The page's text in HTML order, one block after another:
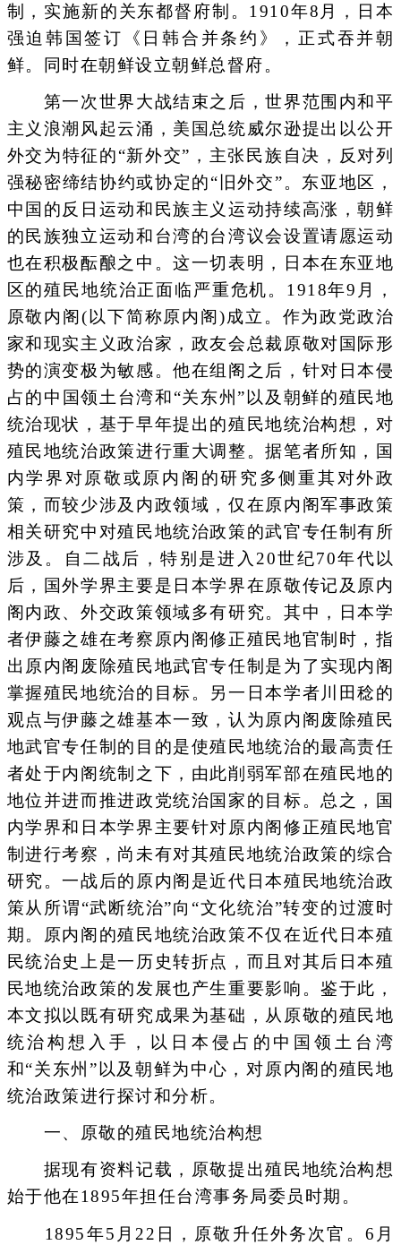
制，实施新的关东都督府制。1910年8月，日本
强迫韩国签订《日韩合并条约》，正式吞并朝
鲜。同时在朝鲜设立朝鲜总督府。
第一次世界大战结束之后，世界范围内和平
主义浪潮风起云涌，美国总统威尔逊提出以公开
外交为特征的“新外交”，主张民族自决，反对列
强秘密缔结协约或协定的“旧外交”。东亚地区，
中国的反日运动和民族主义运动持续高涨，朝鲜
的民族独立运动和台湾的台湾议会设置请愿运动
也在积极酝酿之中。这一切表明，日本在东亚地
区的殖民地统治正面临严重危机。1918年9月，
原敬内阁(以下简称原内阁)成立。作为政党政治
家和现实主义政治家，政友会总裁原敬对国际形
势的演变极为敏感。他在组阁之后，针对日本侵
占的中国领土台湾和“关东州”以及朝鲜的殖民地
统治现状，基于早年提出的殖民地统治构想，对
殖民地统治政策进行重大调整。据笔者所知，国
内学界对原敬或原内阁的研究多侧重其对外政
策，而较少涉及内政领域，仅在原内阁军事政策
相关研究中对殖民地统治政策的武官专任制有所
涉及。自二战后，特别是进入20世纪70年代以
后，国外学界主要是日本学界在原敬传记及原内
阁内政、外交政策领域多有研究。其中，日本学
者伊藤之雄在考察原内阁修正殖民地官制时，指
出原内阁废除殖民地武官专任制是为了实现内阁
掌握殖民地统治的目标。另一日本学者川田稔的
观点与伊藤之雄基本一致，认为原内阁废除殖民
地武官专任制的目的是使殖民地统治的最高责任
者处于内阁统制之下，由此削弱军部在殖民地的
地位并进而推进政党统治国家的目标。总之，国
内学界和日本学界主要针对原内阁修正殖民地官
制进行考察，尚未有对其殖民地统治政策的综合
研究。一战后的原内阁是近代日本殖民地统治政
策从所谓“武断统治”向“文化统治”转变的过渡时
期。原内阁的殖民地统治政策不仅在近代日本殖
民统治史上是一历史转折点，而且对其后日本殖
民地统治政策的发展也产生重要影响。鉴于此，
本文拟以既有研究成果为基础，从原敬的殖民地
统治构想入手，以日本侵占的中国领土台湾
和“关东州”以及朝鲜为中心，对原内阁的殖民地
统治政策进行探讨和分析。
一、原敬的殖民地统治构想
据现有资料记载，原敬提出殖民地统治构想
始于他在1895年担任台湾事务局委员时期。
1895年5月22日，原敬升任外务次官。6月